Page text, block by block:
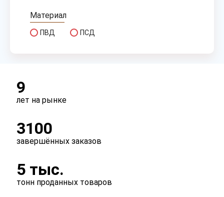
Материал
ПВД ПСД
9
лет на рынке
3100
завершённых заказов
5 тыс.
тонн проданных товаров